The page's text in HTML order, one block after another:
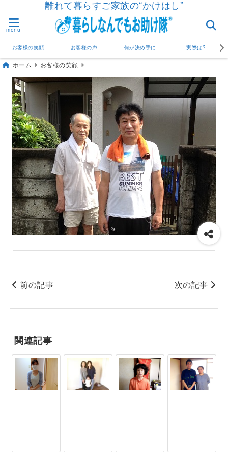
離れて暮らすご家族の“かけはし”
menu
お客様の笑顔 お客様の声 何が決め手に 実際は?
ホーム お客様の笑顔
前の記事 次の記事
関連記事